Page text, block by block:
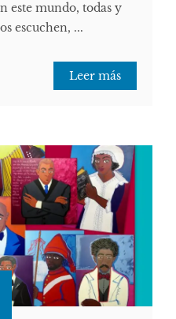
este mundo, todas y
escuchen, ...
Leer más